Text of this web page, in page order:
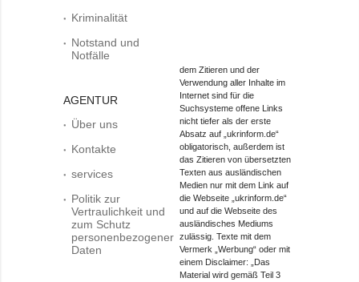
Kriminalität
Notstand und
Notfälle
AGENTUR
Über uns
Kontakte
services
Politik zur
Vertraulichkeit und
zum Schutz
personenbezogener
Daten
dem Zitieren und der
Verwendung aller Inhalte im
Internet sind für die
Suchsysteme offene Links
nicht tiefer als der erste
Absatz auf „ukrinform.de“
obligatorisch, außerdem ist
das Zitieren von übersetzten
Texten aus ausländischen
Medien nur mit dem Link auf
die Webseite „ukrinform.de“
und auf die Webseite des
ausländisches Mediums
zulässig. Texte mit dem
Vermerk „Werbung“ oder mit
einem Disclaimer: „Das
Material wird gemäß Teil 3